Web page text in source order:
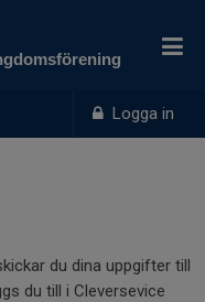
Logga in
du dina uppgifter till
du till i Cleversevice